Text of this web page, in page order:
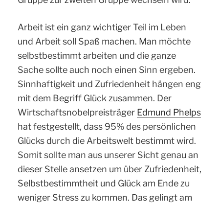
Arbeit ist ein ganz wichtiger Teil im Leben
und Arbeit soll Spaß machen. Man möchte
selbstbestimmt arbeiten und die ganze
Sache sollte auch noch einen Sinn ergeben.
Sinnhaftigkeit und Zufriedenheit hängen eng
mit dem Begriff Glück zusammen. Der
Wirtschaftsnobelpreisträger Edmund Phelps
hat festgestellt, dass 95% des persönlichen
Glücks durch die Arbeitswelt bestimmt wird.
Somit sollte man aus unserer Sicht genau an
dieser Stelle ansetzen um über Zufriedenheit,
Selbstbestimmtheit und Glück am Ende zu
weniger Stress zu kommen. Das gelingt am